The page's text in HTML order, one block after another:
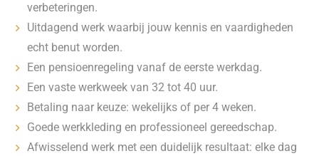
verbeteringen.
Uitdagend werk waarbij jouw kennis en vaardigheden
echt benut worden.
Een pensioenregeling vanaf de eerste werkdag.
Een vaste werkweek van 32 tot 40 uur.
Betaling naar keuze: wekelijks of per 4 weken.
Goede werkkleding en professioneel gereedschap.
Afwisselend werk met een duidelijk resultaat: elke dag